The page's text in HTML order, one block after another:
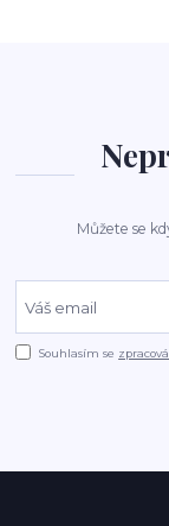
Můžete se
Souhlasím se